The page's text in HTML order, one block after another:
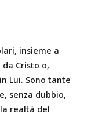
insieme a
Cristo o,
Lui. Sono tante
senza dubbio,
realtà del